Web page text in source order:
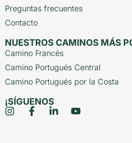
Preguntas frecuentes
Contacto
NUESTROS CAMINOS MÁS
Camino Francés
Camino Portugués Central
Camino Portugués por la Costa
¡SÍGUENOS